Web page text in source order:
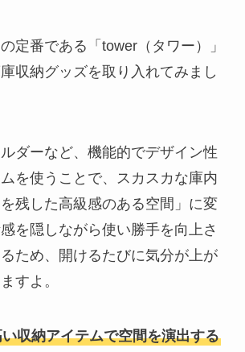
定番である「tower（タワー）」
収納グッズを取り入れてみまし
ダーなど、機能的でデザイン性
を使うことで、スカスカな庫内
残した高級感のある空間」に変
を隠しながら使い勝手を向上さ
ため、開けるたびに気分が上が
すよ。
収納アイテムで空間を演出する